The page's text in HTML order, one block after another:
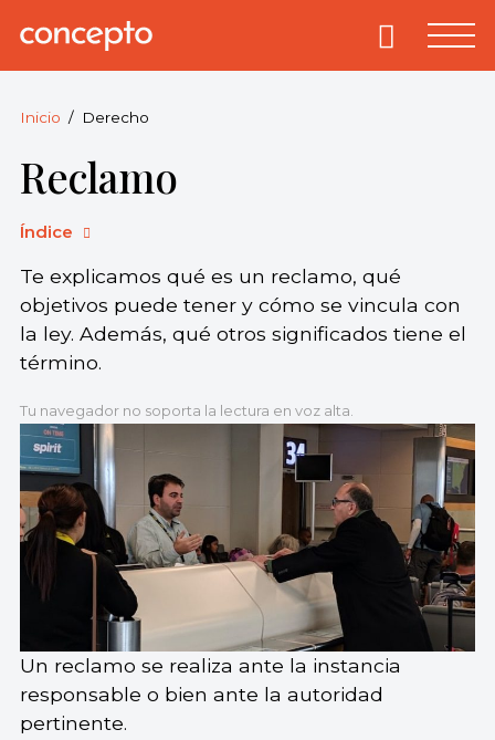
Concepto.
derechos
reservados.
Primary
Inicio Derecho
Reclamo
Índice
Te explicamos qué es un reclamo, qué
objetivos puede tener y cómo se vincula con
la ley. Además, qué otros significados tiene el
término.
Tu navegador no soporta la lectura en voz alta.
Un reclamo se realiza ante la instancia
responsable o bien ante la autoridad
pertinente.